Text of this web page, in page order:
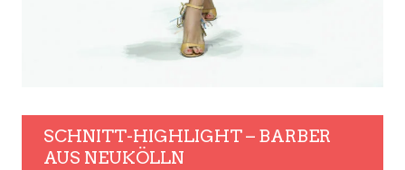
SCHNITT-HIGHLIGHT – BARBER
AUS NEUKÖLLN